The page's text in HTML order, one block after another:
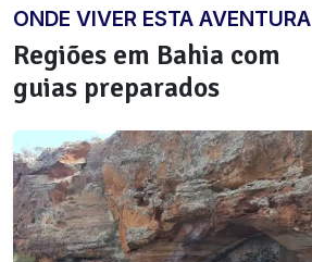
ONDE VIVER ESTA AVENTURA
Regiões em Bahia com
guias preparados